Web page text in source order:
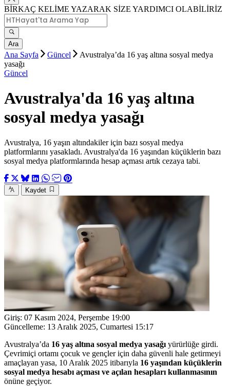
BİRKAÇ KELİME YAZARAK SİZE YARDIMCI OLABİLİRİZ
Ara
Ana Sayfa Güncel
Avustralya’da 16 yaş altına sosyal medya
yasağı
Güncel
Avustralya'da 16 yaş altına
sosyal medya yasağı
Avustralya, 16 yaşın altındakiler için bazı sosyal medya
platformlarını yasakladı. Avustralya'da 16 yaşından küçüklerin bazı
sosyal medya platformlarında hesap açması artık cezaya tabi.
Kaydet
Giriş: 07 Kasım 2024, Perşembe 19:00
Güncelleme: 13 Aralık 2025, Cumartesi 15:17
Avustralya’da 16 yaş altına sosyal medya yasağı yürürlüğe girdi.
Çevrimiçi ortamı çocuk ve gençler için daha güvenli hale getirmeyi
amaçlayan yasa, 10 Aralık 2025 itibarıyla 16 yaşından küçüklerin
sosyal medya hesabı açması ve açılan hesapları kullanmasının
önüne geçiyor.